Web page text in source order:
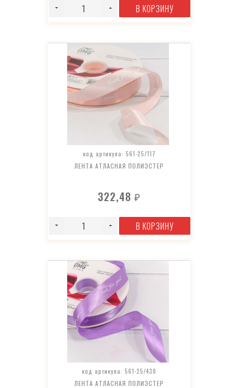
В КОРЗИНУ
код артикула: 561-25/117
ЛЕНТА АТЛАСНАЯ ПОЛИЭСТЕР
322,48₽
В КОРЗИНУ
код артикула: 561-25/430
ЛЕНТА АТЛАСНАЯ ПОЛИЭСТЕР